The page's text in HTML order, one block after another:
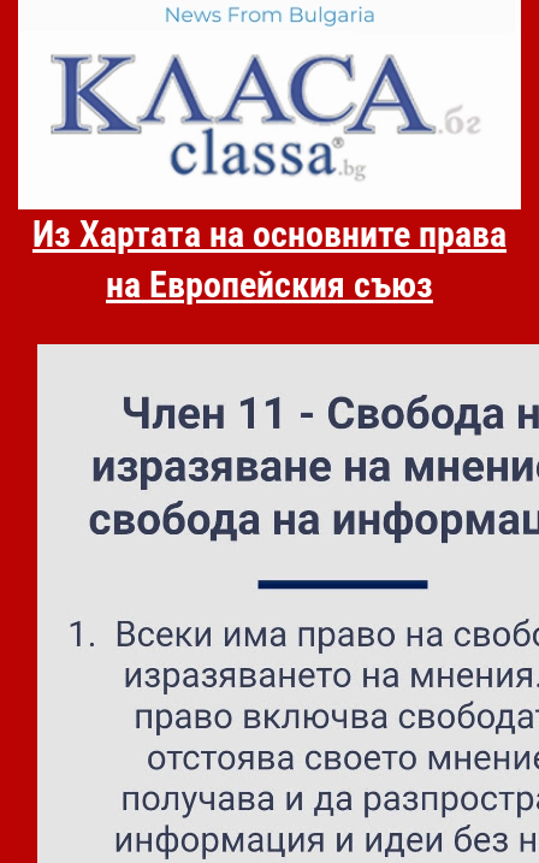
Из Хартата на основните права
на Европейския съюз